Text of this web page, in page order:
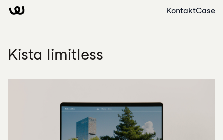
KontaktCase
Kista limitless